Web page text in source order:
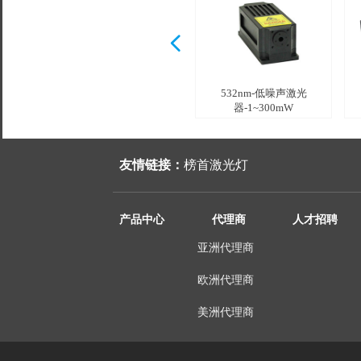
532nm-低噪声激光
器-1~300mW
넳
产品中心 代理商 人才招聘
亚洲代理商
欧洲代理商
美洲代理商
友情链接： 榜首激光灯